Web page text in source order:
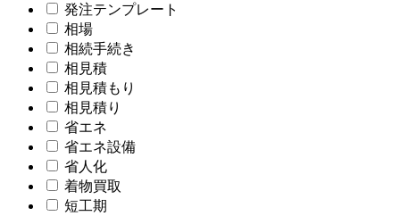
発注テンプレート
相場
相続手続き
相見積
相見積もり
相見積り
省エネ
省エネ設備
省人化
着物買取
短工期